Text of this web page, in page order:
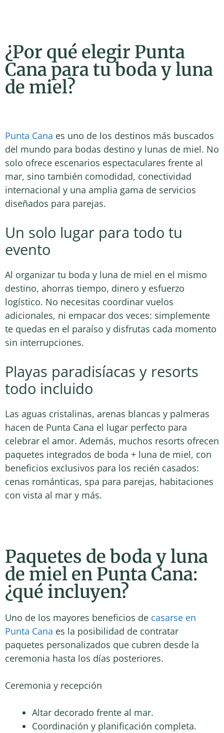
¿Por qué elegir Punta
Cana para tu boda y luna
de miel?
Punta Cana es uno de los destinos más buscados
del mundo para bodas destino y lunas de miel. No
solo ofrece escenarios espectaculares frente al
mar, sino también comodidad, conectividad
internacional y una amplia gama de servicios
diseñados para parejas.
Un solo lugar para todo tu
evento
Al organizar tu boda y luna de miel en el mismo
destino, ahorras tiempo, dinero y esfuerzo
logístico. No necesitas coordinar vuelos
adicionales, ni empacar dos veces: simplemente
te quedas en el paraíso y disfrutas cada momento
sin interrupciones.
Playas paradisíacas y resorts
todo incluido
Las aguas cristalinas, arenas blancas y palmeras
hacen de Punta Cana el lugar perfecto para
celebrar el amor. Además, muchos resorts ofrecen
paquetes integrados de boda + luna de miel, con
beneficios exclusivos para los recién casados:
cenas románticas, spa para parejas, habitaciones
con vista al mar y más.
Paquetes de boda y luna
de miel en Punta Cana:
¿qué incluyen?
Uno de los mayores beneficios de casarse en
Punta Cana es la posibilidad de contratar
paquetes personalizados que cubren desde la
ceremonia hasta los días posteriores.
Ceremonia y recepción
Altar decorado frente al mar.
Coordinación y planificación completa.